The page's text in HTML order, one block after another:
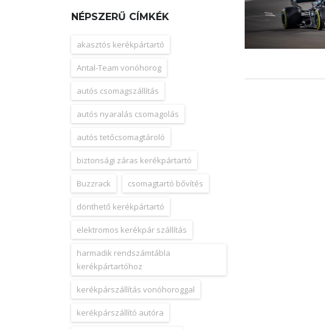
NÉPSZERŰ CÍMKÉK
akasztós kerékpártartó
Antal-Team vonóhorog
autós csomagszállítás
autós nyaralás csomagolás
autós tetőcsomagtároló
biztonsági záras kerékpártartó
Buzzrack csomagtartó bővítés
dönthető kerékpártartó
elektromos kerékpár szállítás
harmadik rendszámtábla
kerékpártartóhoz
kerékpárszállítás vonóhoroggal
kerékpárszállító autóra